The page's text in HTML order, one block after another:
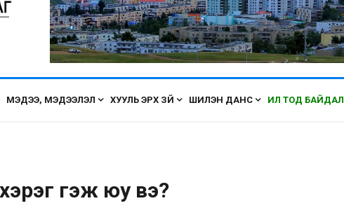
МЭДЭЭ, МЭДЭЭЛЭЛ ХУУЛЬ ЭРХ ЗҮЙ ШИЛЭН ДАНС ИЛ ТОД БАЙДАЛ
гэж юу вэ?